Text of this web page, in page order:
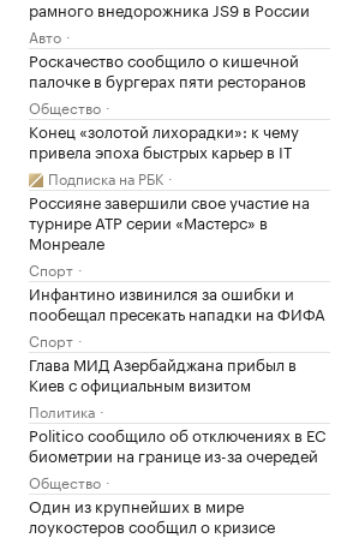
рамного внедорожника JS9 в России
Авто
Роскачество сообщило о кишечной
палочке в бургерах пяти ресторанов
Общество
Конец «золотой лихорадки»: к чему
привела эпоха быстрых карьер в IT
Подписка на РБК
Россияне завершили свое участие на
турнире ATP серии «Мастерс» в
Монреале
Спорт
Инфантино извинился за ошибки и
пообещал пресекать нападки на ФИФА
Спорт
Глава МИД Азербайджана прибыл в
Киев с официальным визитом
Политика
Politico сообщило об отключениях в ЕС
биометрии на границе из-за очередей
Общество
Один из крупнейших в мире
лоукостеров сообщил о кризисе